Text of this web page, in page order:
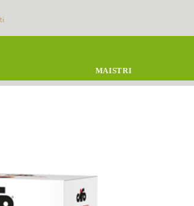
MAISTRI